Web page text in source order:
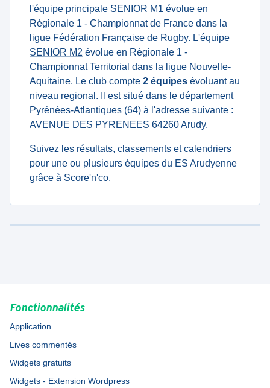
l'équipe principale SENIOR M1 évolue en
Régionale 1 - Championnat de France dans la
ligue Fédération Française de Rugby. L'équipe
SENIOR M2 évolue en Régionale 1 -
Championnat Territorial dans la ligue Nouvelle-
Aquitaine. Le club compte 2 équipes évoluant au
niveau regional. Il est situé dans le département
Pyrénées-Atlantiques (64) à l'adresse suivante :
AVENUE DES PYRENEES 64260 Arudy.
Suivez les résultats, classements et calendriers
pour une ou plusieurs équipes du ES Arudyenne
grâce à Score'n'co.
Fonctionnalités
Application
Lives commentés
Widgets gratuits
Widgets - Extension Wordpress